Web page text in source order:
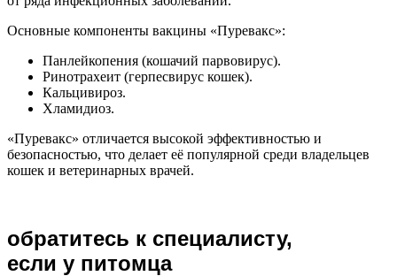
Основные компоненты вакцины «Пуревакс»:
Панлейкопения (кошачий парвовирус).
Ринотрахеит (герпесвирус кошек).
Кальцивироз.
Хламидиоз.
«Пуревакс» отличается высокой эффективностью и
безопасностью, что делает её популярной среди владельцев
кошек и ветеринарных врачей.
обратитесь к специалисту,
если у питомца